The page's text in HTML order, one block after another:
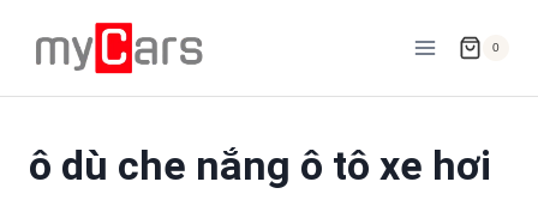
content
0
ô dù che nắng ô tô xe hơi